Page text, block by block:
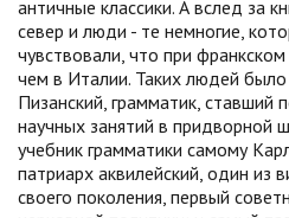
античные классики. А вслед за
север и люди - те немногие,
чувствовали, что при
чем в Италии. Таких людей
Пизанский, грамматик, ставший
научных занятий в придворной
учебник грамматики самому
патриарх аквилейский, один из
своего поколения, первый